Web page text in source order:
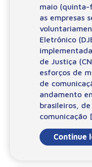
maio (quinta-
as empresas
Eletrônico
de Justiça
esforços de
de
andamento
brasileiros,
comunicação
Continue